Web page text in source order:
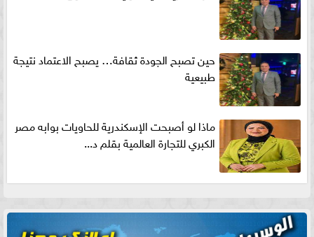
حين تصبح الجودة ثقافة… يصبح الاعتماد نتيجة
طبيعية
ماذا لو أصبحت الإسكندرية للحاويات بوابه مصر
الكبري للتجارة العالمية بقلم د...